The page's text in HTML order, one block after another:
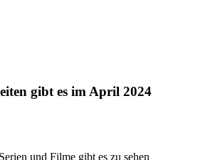
gibt es im April 2024